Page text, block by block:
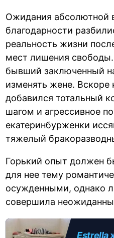
Ожидания абсолютной
благодарности
реальность жизни
мест лишения
бывший заключенный
изменять жене.
добавился тотальный
шагом и агрессивное
екатеринбурженки
тяжелый
Горький опыт должен
для нее тему
осужденными, однако
совершила
Estrella